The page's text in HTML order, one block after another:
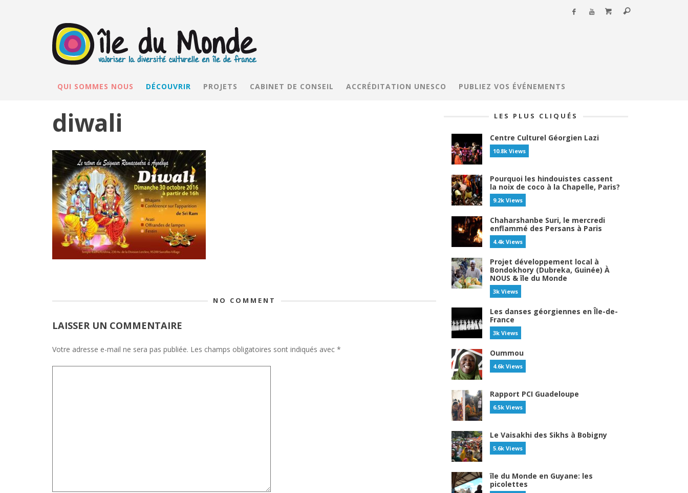
QUI SOMMES NOUS DÉCOUVRIR PROJETS CABINET DE CONSEIL ACCRÉDITATION UNESCO PUBLIEZ VOS ÉVÉNEMENTS
diwali
NO COMMENT
LAISSER UN COMMENTAIRE
Votre adresse e-mail ne sera pas publiée. Les champs obligatoires sont indiqués avec *
LES PLUS CLIQUÉS
Centre Culturel Géorgien Lazi
10.8k Views
Pourquoi les hindouistes cassent
la noix de coco à la Chapelle, Paris?
9.2k Views
Chaharshanbe Suri, le mercredi
enflammé des Persans à Paris
4.4k Views
Projet développement local à
Bondokhory (Dubreka, Guinée) À
NOUS & île du Monde
3k Views
Les danses géorgiennes en Île-de-
France
3k Views
Oummou
4.6k Views
Rapport PCI Guadeloupe
6.5k Views
Le Vaisakhi des Sikhs à Bobigny
5.6k Views
île du Monde en Guyane: les
picolettes